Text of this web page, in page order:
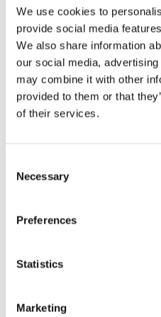
We use cookies to
provide social media
We also share information
our social media,
may combine it with other
provided to them or that
of their services.
Selection
Necessary
Preferences
Statistics
Marketing